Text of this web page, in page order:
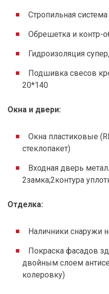
Стропильная
Обрешетка и контр-
Гидроизоляция
Подшивка свесов
20*140
Окна и двери:
Окна пластиковые
стеклопакет)
Входная дверь
2замка;2контура
Отделка:
Наличники снаружи
Покраска фасадов
двойным слоем
колеровку)